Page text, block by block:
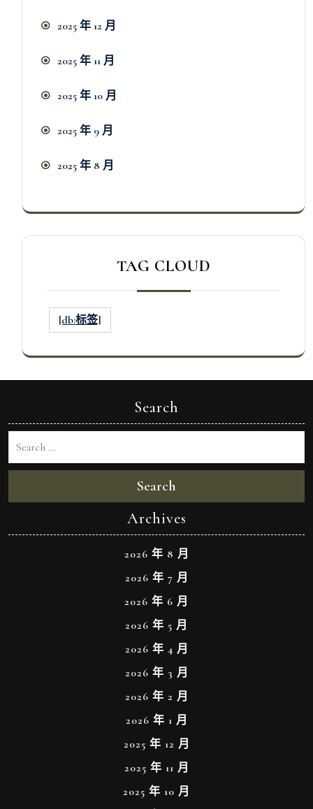
2025 年 12 月
2025 年 11 月
2025 年 10 月
2025 年 9 月
2025 年 8 月
TAG CLOUD
[db:标签]
Search
Search
Archives
2026 年 8 月
2026 年 7 月
2026 年 6 月
2026 年 5 月
2026 年 4 月
2026 年 3 月
2026 年 2 月
2026 年 1 月
2025 年 12 月
2025 年 11 月
2025 年 10 月